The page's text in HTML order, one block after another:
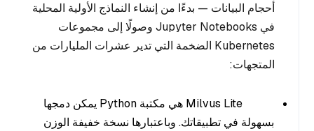
أحجام البيانات — بدءًا من إنشاء النماذج الأولية المحلية
في Jupyter Notebooks وصولًا إلى مجموعات
Kubernetes الضخمة التي تدير عشرات المليارات من
المتجهات:
Milvus Lite هي مكتبة Python يمكن دمجها
بسهولة في تطبيقاتك. وباعتبارها نسخة خفيفة الوزن